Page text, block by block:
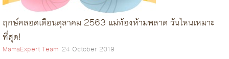
ฤกษ์คลอดเดือนตุลาคม 2563 แม่ท้องห้ามพลาด วันไหนเหมาะ
ที่สุด!
MamaExpert Team 24 October 2019